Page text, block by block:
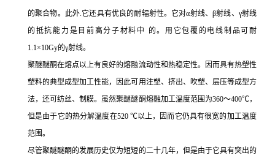
的聚合物。此外 .它还具有优良的耐辐射性。它对α射线、β射线、γ射线
的抵抗能力是目前高分子材料中 的。用它包覆的电线制品可耐
1.1×10Gy的γ射线。
聚醚醚酮在熔点以上有良好的熔融流动性和热稳定性。因而具有热塑性
塑料的典型成型加工性能，因此可用注塑、挤出、吹塑、层压等成型方
法，还可纺丝、制膜。虽然聚醚醚酮熔融加工温度范围为360～400℃，
但是由于它的热分解温度在520 ℃以上，因而它仍具有很宽的加工温度
范围。
尽管聚醚醚酮的发展历史仅为短短的二十几年，但是由于它具有突出的